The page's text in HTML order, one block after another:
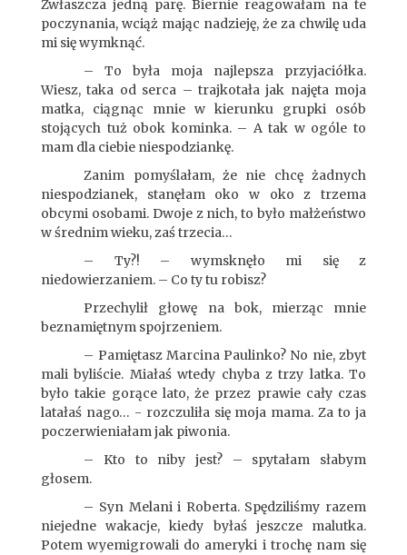
Zwłaszcza jedną parę. Biernie reagowałam na te
poczynania, wciąż mając nadzieję, że za chwilę uda
mi się wymknąć.
– To była moja najlepsza przyjaciółka.
Wiesz, taka od serca – trajkotała jak najęta moja
matka, ciągnąc mnie w kierunku grupki osób
stojących tuż obok kominka. – A tak w ogóle to
mam dla ciebie niespodziankę.
Zanim pomyślałam, że nie chcę żadnych
niespodzianek, stanęłam oko w oko z trzema
obcymi osobami. Dwoje z nich, to było małżeństwo
w średnim wieku, zaś trzecia…
– Ty?! – wymsknęło mi się z
niedowierzaniem. – Co ty tu robisz?
Przechylił głowę na bok, mierząc mnie
beznamiętnym spojrzeniem.
– Pamiętasz Marcina Paulinko? No nie, zbyt
mali byliście. Miałaś wtedy chyba z trzy latka. To
było takie gorące lato, że przez prawie cały czas
latałaś nago… - rozczuliła się moja mama. Za to ja
poczerwieniałam jak piwonia.
– Kto to niby jest? – spytałam słabym
głosem.
– Syn Melani i Roberta. Spędziliśmy razem
niejedne wakacje, kiedy byłaś jeszcze malutka.
Potem wyemigrowali do ameryki i trochę nam się